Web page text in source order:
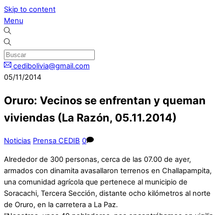
Skip to content
Menu
cedibolivia@gmail.com
05/11/2014
Oruro: Vecinos se enfrentan y queman
viviendas (La Razón, 05.11.2014)
Noticias Prensa CEDIB 0
Alrededor de 300 personas, cerca de las 07.00 de ayer,
armados con dinamita avasallaron terrenos en Challapampita,
una comunidad agrícola que pertenece al municipio de
Soracachi, Tercera Sección, distante ocho kilómetros al norte
de Oruro, en la carretera a La Paz.